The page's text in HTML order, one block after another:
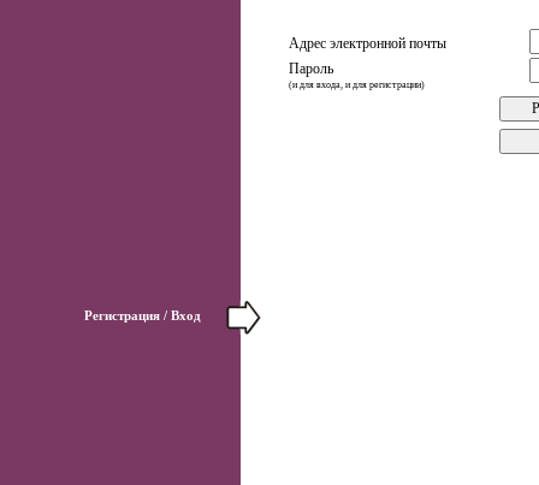
Адрес электронной почты
Пароль
(и для входа, и для регистрации)
Регистрация / Вход